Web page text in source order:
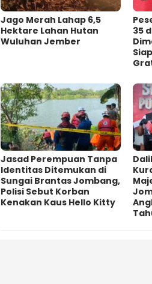
Jago Merah Lahap 6,5
Hektare Lahan Hutan
Wuluhan Jember
35
Jasad Perempuan Tanpa
Identitas Ditemukan di
Sungai Brantas Jombang,
Polisi Sebut Korban
Kenakan Kaus Hello Kitty